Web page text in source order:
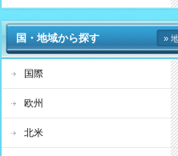
国・地域から探す »
国際
欧州
北米